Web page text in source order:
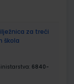
za treći
škola
6840-